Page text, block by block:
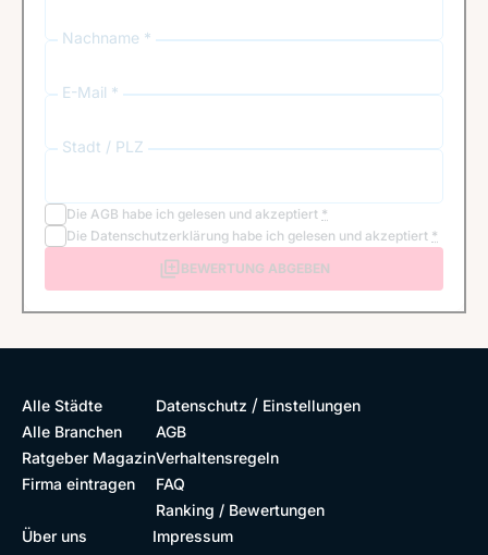
Nachname *
E-Mail *
Stadt / PLZ
Die AGB habe ich gelesen und akzeptiert *
Die Datenschutzerklärung habe ich gelesen und akzeptiert *
BEWERTUNG ABGEBEN
Alle Städte
Alle Branchen
Ratgeber Magazin
Firma eintragen
Datenschutz / Einstellungen
AGB
Verhaltensregeln
FAQ
Ranking / Bewertungen
Über uns
Impressum